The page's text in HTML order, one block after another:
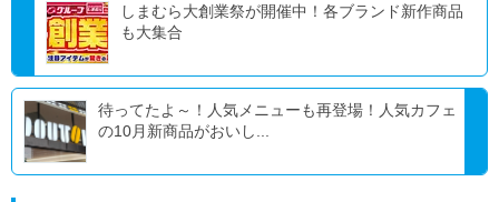
しまむら大創業祭が開催中！各ブランド新作商品
も大集合
待ってたよ～！人気メニューも再登場！人気カフェ
の10月新商品がおいし...